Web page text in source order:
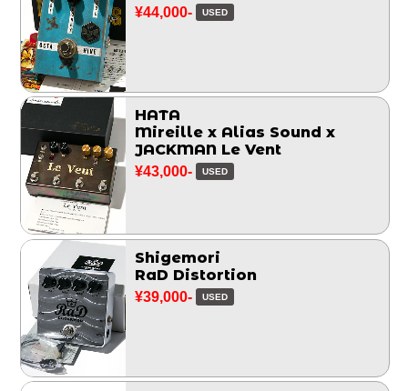
¥44,000- USED
HATA
Mireille x Alias Sound x
JACKMAN Le Vent
¥43,000- USED
Shigemori
RaD Distortion
¥39,000- USED